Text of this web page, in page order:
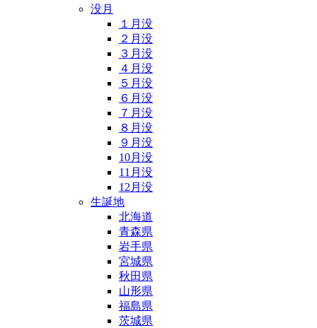
没月
１月没
２月没
３月没
４月没
５月没
６月没
７月没
８月没
９月没
10月没
11月没
12月没
生誕地
北海道
青森県
岩手県
宮城県
秋田県
山形県
福島県
茨城県